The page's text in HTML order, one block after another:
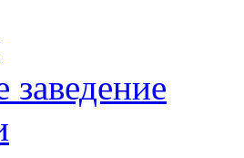
заведение